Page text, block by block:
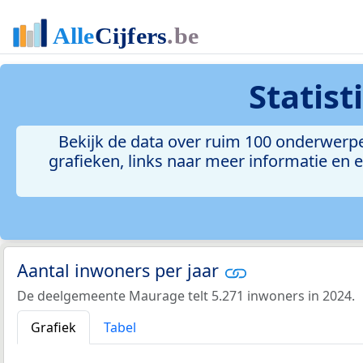
Bekijk de data over ruim 100
grafieken, links naar meer informatie en
Aantal inwoners per jaar
De deelgemeente Maurage telt 5.271 inwoners in 2024.
Grafiek
Tabel